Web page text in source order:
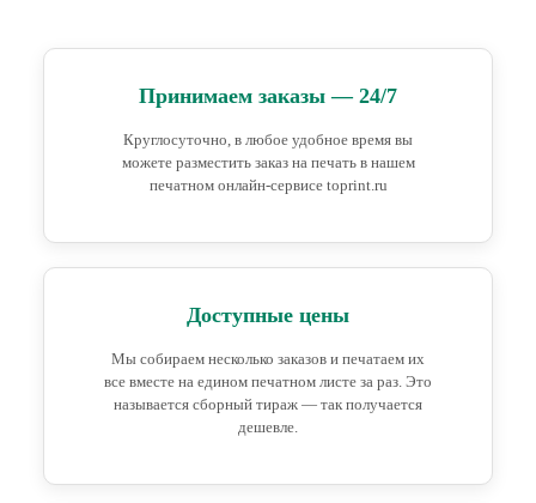
Принимаем заказы — 24/7
Круглосуточно, в любое удобное время вы
можете разместить заказ на печать в нашем
печатном онлайн-сервисе toprint.ru
Доступные цены
Мы собираем несколько заказов и печатаем их
все вместе на едином печатном листе за раз. Это
называется сборный тираж — так получается
дешевле.